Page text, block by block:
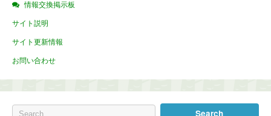
情報交換掲示板
サイト説明
サイト更新情報
お問い合わせ